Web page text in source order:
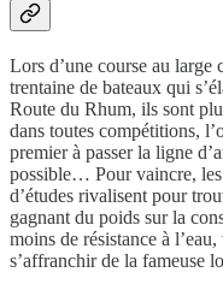
Lors d’une course au large
trentaine de bateaux qui
Route du Rhum, ils sont
dans toutes compétitions,
premier à passer la ligne
possible… Pour vaincre,
d’études rivalisent pour
gagnant du poids sur la
moins de résistance à
s’affranchir de la fameuse